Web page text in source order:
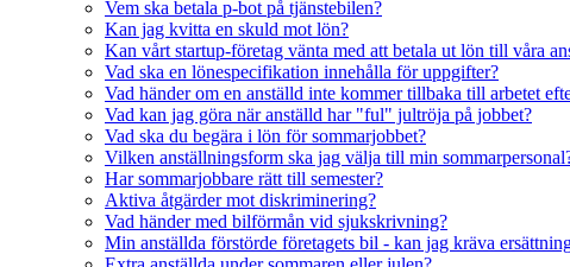
Vem ska betala p-bot på tjänstebilen?
Kan jag kvitta en skuld mot lön?
Kan vårt startup-företag vänta med att betala ut lön till våra
Vad ska en lönespecifikation innehålla för uppgifter?
Vad händer om en anställd inte kommer tillbaka till arbetet
Vad kan jag göra när anställd har "ful" jultröja på jobbet?
Vad ska du begära i lön för sommarjobbet?
Vilken anställningsform ska jag välja till min
Har sommarjobbare rätt till semester?
Aktiva åtgärder mot diskriminering?
Vad händer med bilförmån vid sjukskrivning?
Min anställda förstörde företagets bil - kan jag kräva